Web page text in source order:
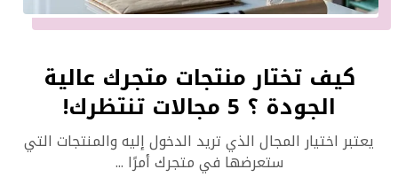
كيف تختار منتجات متجرك عالية
الجودة ؟ 5 مجالات تنتظرك!
يعتبر اختيار المجال الذي تريد الدخول إليه والمنتجات التي
ستعرضها في متجرك أمرًا ...